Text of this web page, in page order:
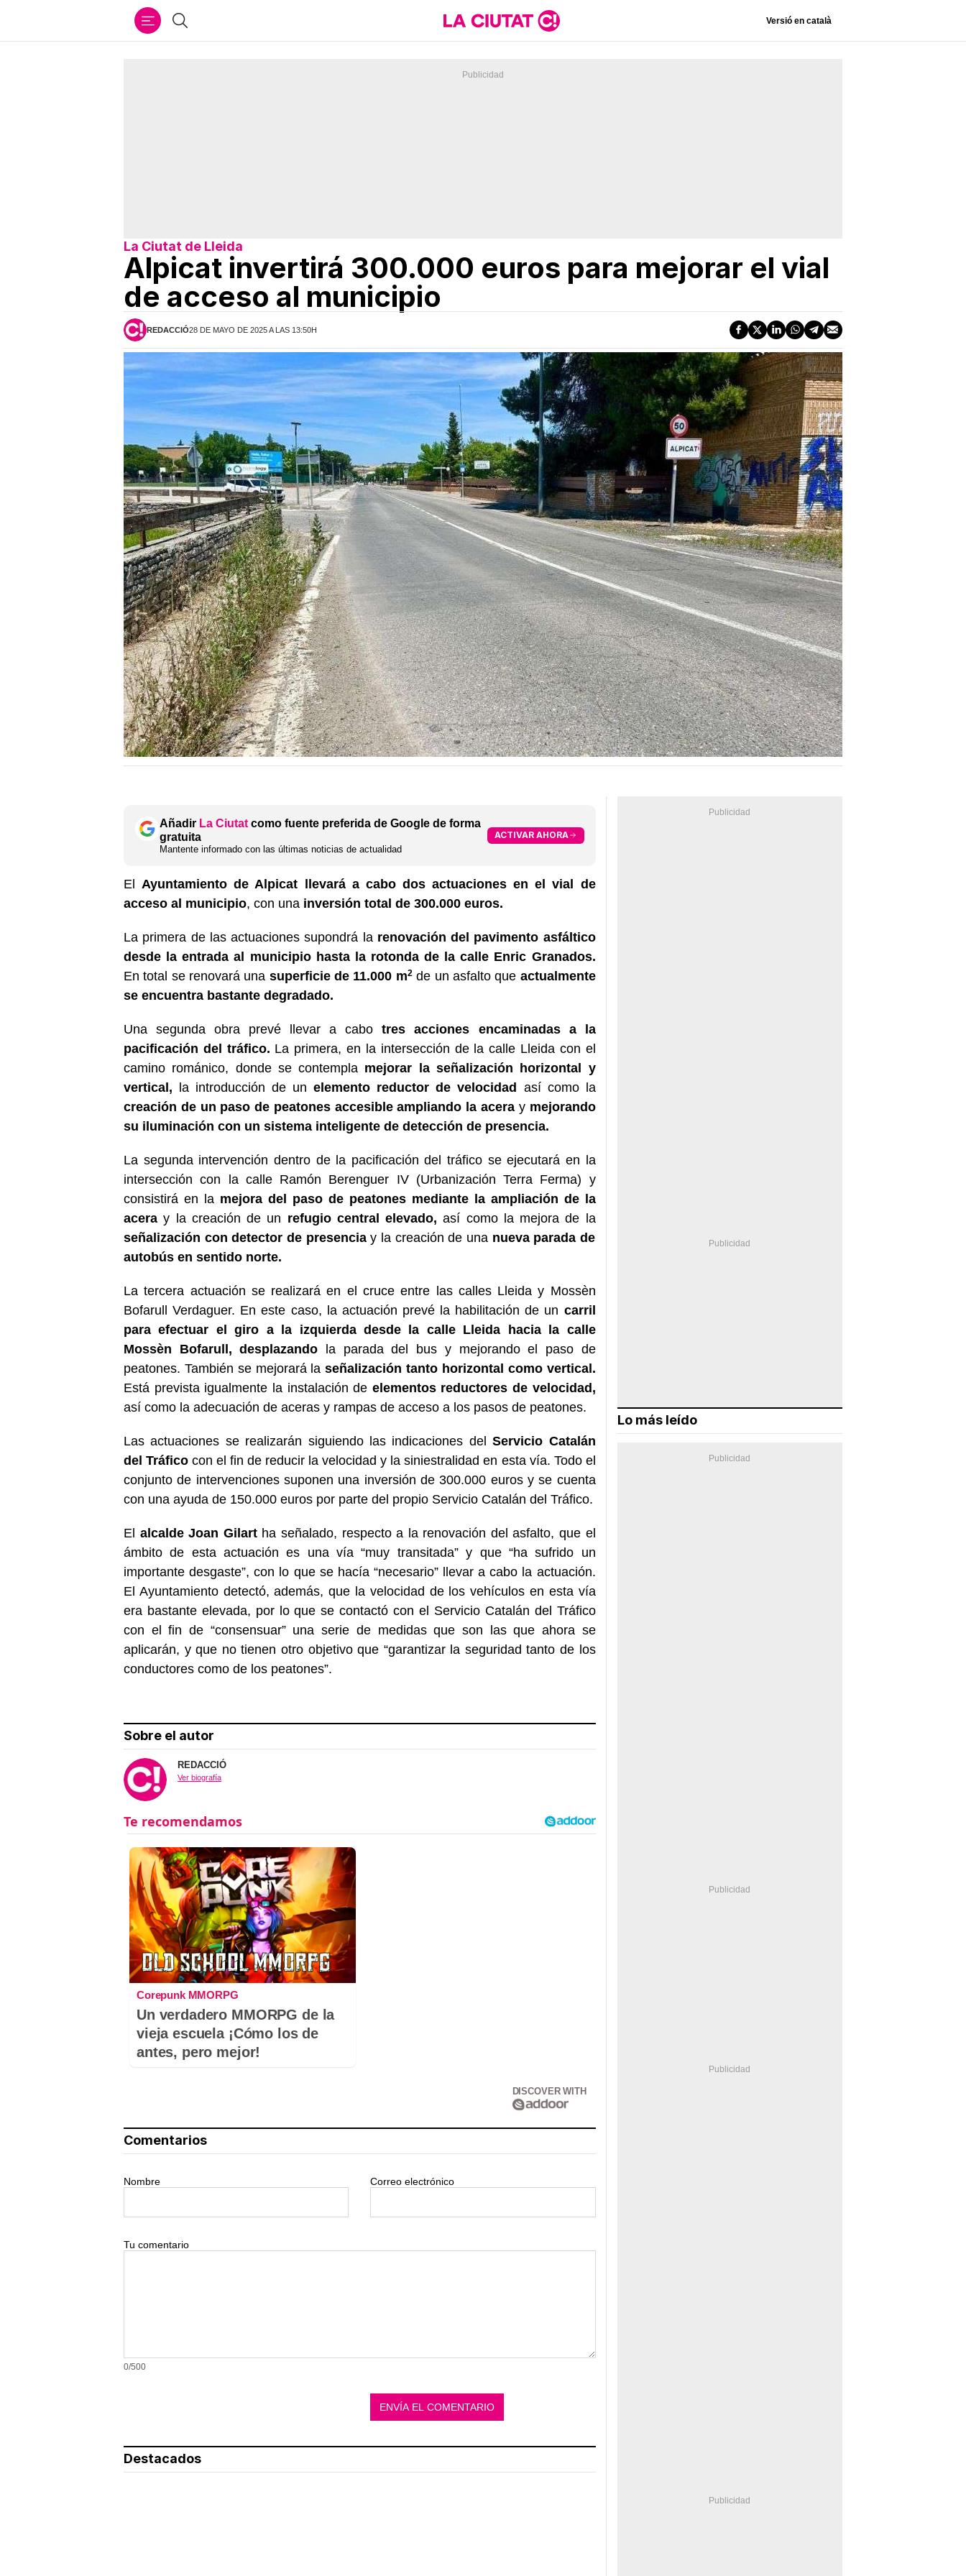
Buscar Versió en català
La Ciutat de Lleida
Alpicat invertirá 300.000 euros para mejorar el vial
de acceso al municipio
REDACCIÓ28 DE MAYO DE 2025 A LAS 13:50H
Añadir La Ciutat como fuente preferida de Google de forma
gratuita
Mantente informado con las últimas noticias de actualidad
ACTIVAR AHORA
El Ayuntamiento de Alpicat llevará a cabo dos actuaciones en el vial de
acceso al municipio, con una inversión total de 300.000 euros.
La primera de las actuaciones supondrá la renovación del pavimento asfáltico
desde la entrada al municipio hasta la rotonda de la calle Enric Granados.
En total se renovará una superficie de 11.000 m2de un asfalto que actualmente
se encuentra bastante degradado.
Una segunda obra prevé llevar a cabo tres acciones encaminadas a la
pacificación del tráfico. La primera, en la intersección de la calle Lleida con el
camino románico, donde se contempla mejorar la señalización horizontal y
vertical, la introducción de un elemento reductor de velocidad así como la
creación de un paso de peatones accesible ampliando la acera y mejorando
su iluminación con un sistema inteligente de detección de presencia.
La segunda intervención dentro de la pacificación del tráfico se ejecutará en la
intersección con la calle Ramón Berenguer IV (Urbanización Terra Ferma) y
consistirá en la mejora del paso de peatones mediante la ampliación de la
acera y la creación de un refugio central elevado, así como la mejora de la
señalización con detector de presenciay la creación de una nueva parada de
autobús en sentido norte.
La tercera actuación se realizará en el cruce entre las calles Lleida y Mossèn
Bofarull Verdaguer. En este caso, la actuación prevé la habilitación de un carril
para efectuar el giro a la izquierda desde la calle Lleida hacia la calle
Mossèn Bofarull, desplazando la parada del bus y mejorando el paso de
peatones. También se mejorará la señalización tanto horizontal como vertical.
Está prevista igualmente la instalación de elementos reductores de velocidad,
así como la adecuación de aceras y rampas de acceso a los pasos de peatones.
Las actuaciones se realizarán siguiendo las indicaciones del Servicio Catalán
del Tráfico con el fin de reducir la velocidad y la siniestralidad en esta vía. Todo el
conjunto de intervenciones suponen una inversión de 300.000 euros y se cuenta
con una ayuda de 150.000 euros por parte del propio Servicio Catalán del Tráfico.
El alcalde Joan Gilartha señalado, respecto a la renovación del asfalto, que el
ámbito de esta actuación es una vía “muy transitada” y que “ha sufrido un
importante desgaste”, con lo que se hacía “necesario” llevar a cabo la actuación.
El Ayuntamiento detectó, además, que la velocidad de los vehículos en esta vía
era bastante elevada, por lo que se contactó con el Servicio Catalán del Tráfico
con el fin de “consensuar” una serie de medidas que son las que ahora se
aplicarán, y que no tienen otro objetivo que “garantizar la seguridad tanto de los
conductores como de los peatones”.
Sobre el autor
REDACCIÓ
Ver biografía
Corepunk MMORPG
Un verdadero MMORPG de la
vieja escuela ¡Cómo los de
antes, pero mejor!
DISCOVER WITH
Comentarios
Nombre Correo electrónico
Tu comentario
0/500
Destacados
Lo más leído